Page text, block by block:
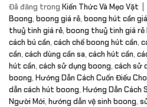
Đã đăng trong Kiến Thức Và Mẹo Vặt
Boong, boong giá rẻ, boong hút cần
thuỷ tinh giá rẻ, boong thuỷ tinh giá rẻ
cách bú cần, cách chế boong hút cần,
cần, cách dùng cần sa, cách hút cần,
hút cần, cách sử dụng boong, cách sử
boong, Hướng Dẫn Cách Cuốn Điếu
dẫn cách hút boong, Hướng Dẫn Cách
Người Mới, hướng dẫn vệ sinh boong,